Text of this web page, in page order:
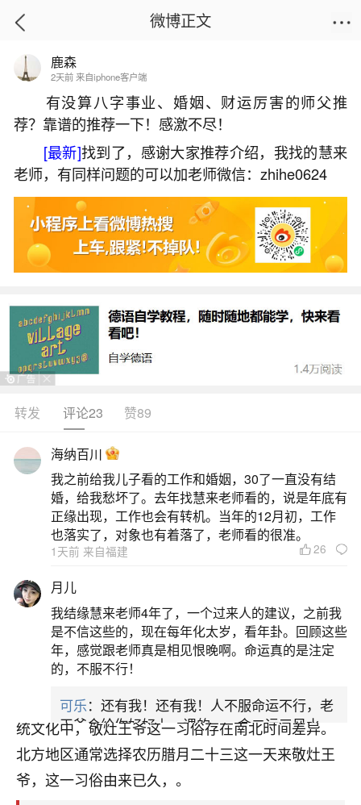
首页
小年几点钟敬灶神？
2026-06-03 18:58:05 10 6 赞
生活中像小年几点钟敬灶神？都是很常见的问
题，但是小问题不注意可能会引起大麻烦，下面就
这个问题给大家做一些解读：
1、小年几点敬灶神最好
小年敬灶神的时间因地区和习俗不同而有所差
异，常见时间有上午、傍晚或晚上、下午，以下为
具体分析：上午部分地区遵循“送神早接神迟”的习
灶，能让灶王爷更快地将家中的好事汇报给玉帝。
通常建议在早上八点左右进行。这一时间点的选
择，体现了人们对灶王爷的敬重，希望以尽早的仪
式表达诚意，让灶
2、敬灶王爷什么时间
敬灶王爷的时间在北方是农历腊月二十三，南
方是农历腊月二十四，具体祭灶的最佳时间是在傍
晚，最好在下午5点到晚上8点之间，且要等到所有
家人回到家后才开始仪式。南北时间差异在中国传
统文化中，敬灶王爷这一习俗存在南北时间差异。
北方地区通常选择农历腊月二十三这一天来敬灶王
爷，这一习俗由来已久，。
微博正文
鹿森
2天前 来自iphone客户端
有没算八字事业、婚姻、财运厉害的师父推
荐？靠谱的推荐一下！感激不尽！
[最新]找到了，感谢大家推荐介绍，我找的慧来
老师，有同样问题的可以加老师微信：zhihe0624
转发 评论23 赞89
海纳百川
我之前给我儿子看的工作和婚姻，30了一直没有结
婚，给我愁坏了。去年找慧来老师看的，说是年底有
正缘出现，工作也会有转机。当年的12月初，工作
也落实了，对象也有着落了，老师看的很准。
1天前 来自福建 26
月儿
我结缘慧来老师4年了，一个过来人的建议，之前我
是不信这些的，现在每年化太岁，看年卦。回顾这些
年，感觉跟老师真是相见恨晚啊。命运真的是注定
的，不服不行！
可乐：还有我！还有我！人不服命运不行，老
天爷会给你好好上一课的。一命二运三风水，
哪样不服都不行！
平安是福：我也是每年找老师化太岁，看年
卦，认识老师3年了，都是缘分啊！